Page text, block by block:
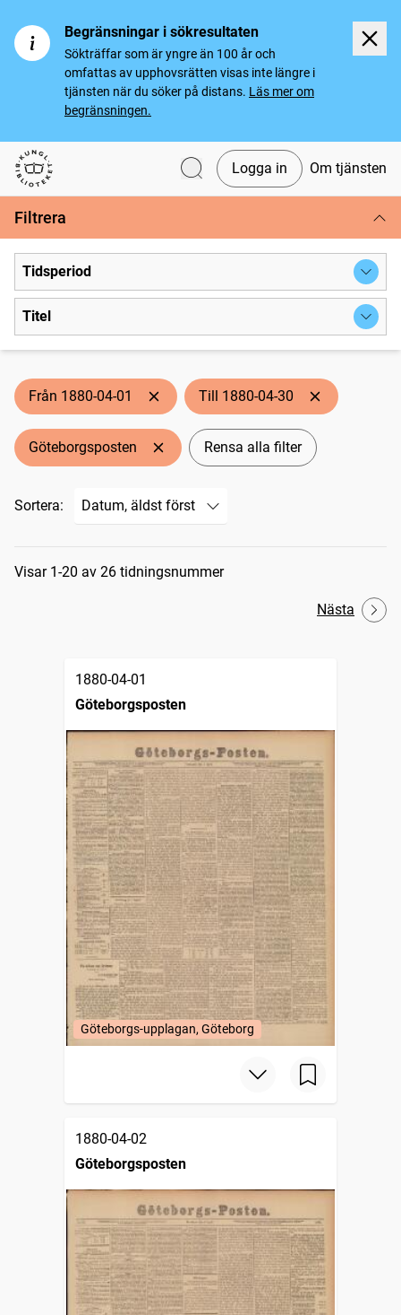
Begränsningar i sökresultaten
Sökträffar som är yngre än 100 år och
omfattas av upphovsrätten visas inte längre i
tjänsten när du söker på distans. Läs mer om
begränsningen.
Svenska tidningar
Logga in Om tjänsten
Filtrera
Tidsperiod
Titel
Från 1880-04-01 Till 1880-04-30
Göteborgsposten Rensa alla filter
Sortera:
Sökresultat
Visar 1-20 av 26 tidningsnummer
Nästa
1880-04-01
Göteborgsposten
Göteborgs-upplagan, Göteborg
1880-04-02
Göteborgsposten